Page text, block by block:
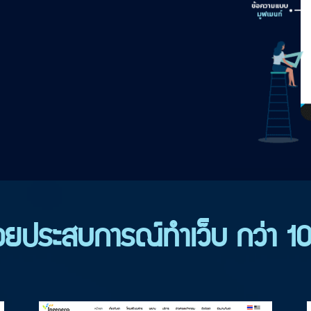
ประสบการณ์ทำเว็บ กว่า